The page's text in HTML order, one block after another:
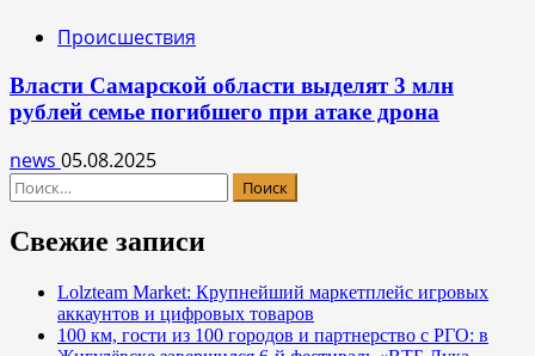
Происшествия
Власти Самарской области выделят 3 млн
рублей семье погибшего при атаке дрона
news 05.08.2025
Найти:
Свежие записи
Lolzteam Market: Крупнейший маркетплейс игровых
аккаунтов и цифровых товаров
100 км, гости из 100 городов и партнерство с РГО: в